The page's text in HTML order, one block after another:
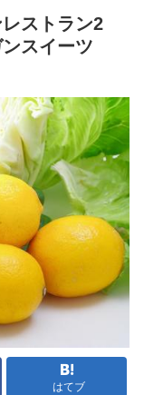
レストラン2
スイーツ
はてブ